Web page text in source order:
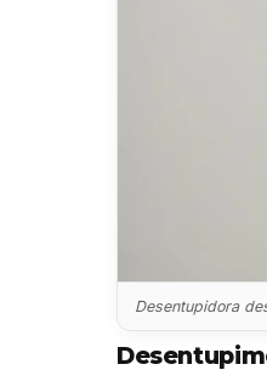
Desentupidora